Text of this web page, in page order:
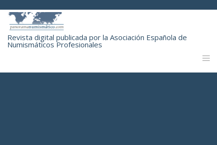
Revista digital publicada por la Asociación Española de
Numismáticos Profesionales